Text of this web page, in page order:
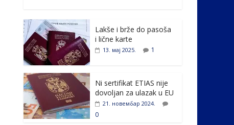
e
b
o
o
k
itt
er e
dI
er ar
e
Lakše i brže do pasoša
i lične karte
13. мај 2025. 1
Ni sertifikat ETIAS nije
dovoljan za ulazak u EU
21. новембар 2024.
0